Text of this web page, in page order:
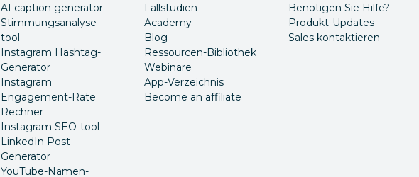
AI caption generator
Stimmungsanalyse
tool
Instagram Hashtag-
Generator
Instagram
Engagement-Rate
Rechner
Instagram SEO-tool
LinkedIn Post-
Generator
YouTube-Namen-
Fallstudien
Academy
Blog
Ressourcen-Bibliothek
Webinare
App-Verzeichnis
Become an affiliate
Benötigen Sie Hilfe?
Produkt-Updates
Sales kontaktieren